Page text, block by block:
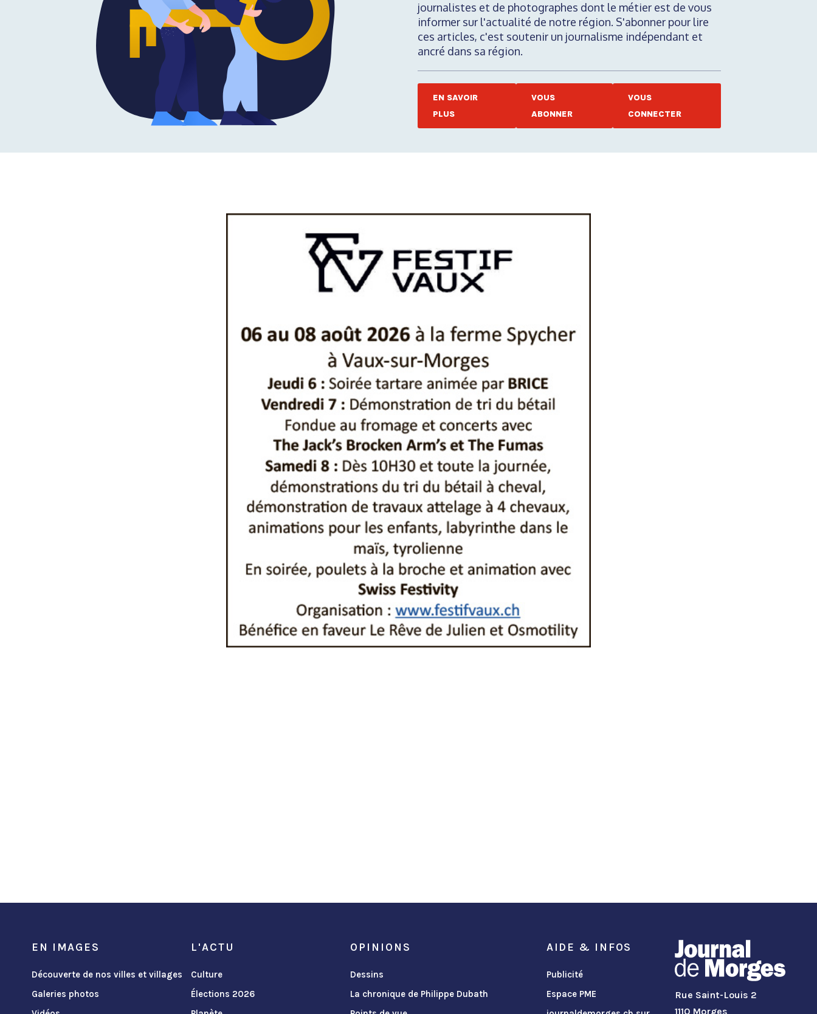
journalistes et de photographes dont le métier est de vous
informer sur l'actualité de notre région. S'abonner pour lire
ces articles, c'est soutenir un journalisme indépendant et
ancré dans sa région.
EN SAVOIR
PLUS
VOUS
ABONNER
VOUS
CONNECTER
EN IMAGES
Découverte de nos villes et villages
Galeries photos
L'ACTU
Culture
Élections 2026
OPINIONS
Dessins
La chronique de Philippe Dubath
AIDE & INFOS
Publicité
Espace PME
Rue Saint-Louis 2
1110 Morges